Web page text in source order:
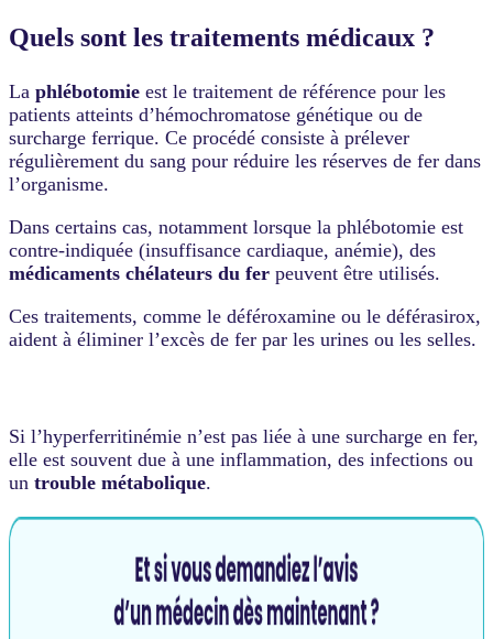
Quels sont les traitements médicaux ?
La phlébotomie est le traitement de référence pour les
patients atteints d’hémochromatose génétique ou de
surcharge ferrique. Ce procédé consiste à prélever
régulièrement du sang pour réduire les réserves de fer dans
l’organisme.
Dans certains cas, notamment lorsque la phlébotomie est
contre-indiquée (insuffisance cardiaque, anémie), des
médicaments chélateurs du fer peuvent être utilisés.
Ces traitements, comme le déféroxamine ou le déférasirox,
aident à éliminer l’excès de fer par les urines ou les selles.
Si l’hyperferritinémie n’est pas liée à une surcharge en fer,
elle est souvent due à une inflammation, des infections ou
un trouble métabolique.